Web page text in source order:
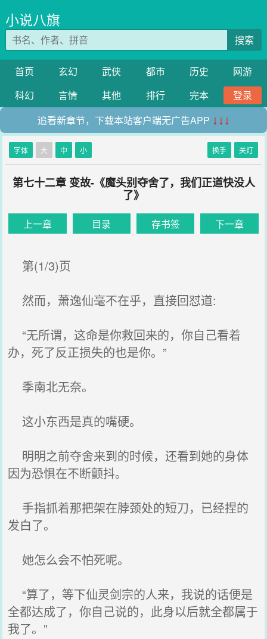
小说八旗
搜索
首页 玄幻 武侠 都市 历史
网游
科幻
言情 其他 排行 完本
登录
追看新章节，下载本站客户端无广告APP ↓↓↓
字体 大 中 小 换手 关灯
第七十二章 变故-《魔头别夺舍了，我们正道快没人
了》
上一章 目录 存书签 下一章
第(1/3)页
然而，萧逸仙毫不在乎，直接回怼道:
“无所谓，这命是你救回来的，你自己看着
办，死了反正损失的也是你。”
季南北无奈。
这小东西是真的嘴硬。
明明之前夺舍来到的时候，还看到她的身体
因为恐惧在不断颤抖。
手指抓着那把架在脖颈处的短刀，已经捏的
发白了。
她怎么会不怕死呢。
“算了，等下仙灵剑宗的人来，我说的话便是
全都达成了，你自己说的，此身以后就全都属于
我了。”